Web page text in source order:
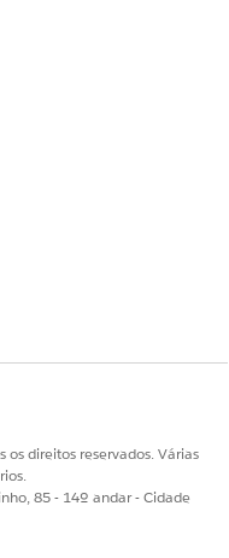
direitos reservados. Várias
85 - 14º andar - Cidade